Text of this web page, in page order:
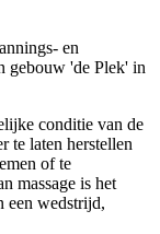
en
gebouw 'de Plek' in
conditie van de
te laten herstellen
of te
massage is het
een wedstrijd,